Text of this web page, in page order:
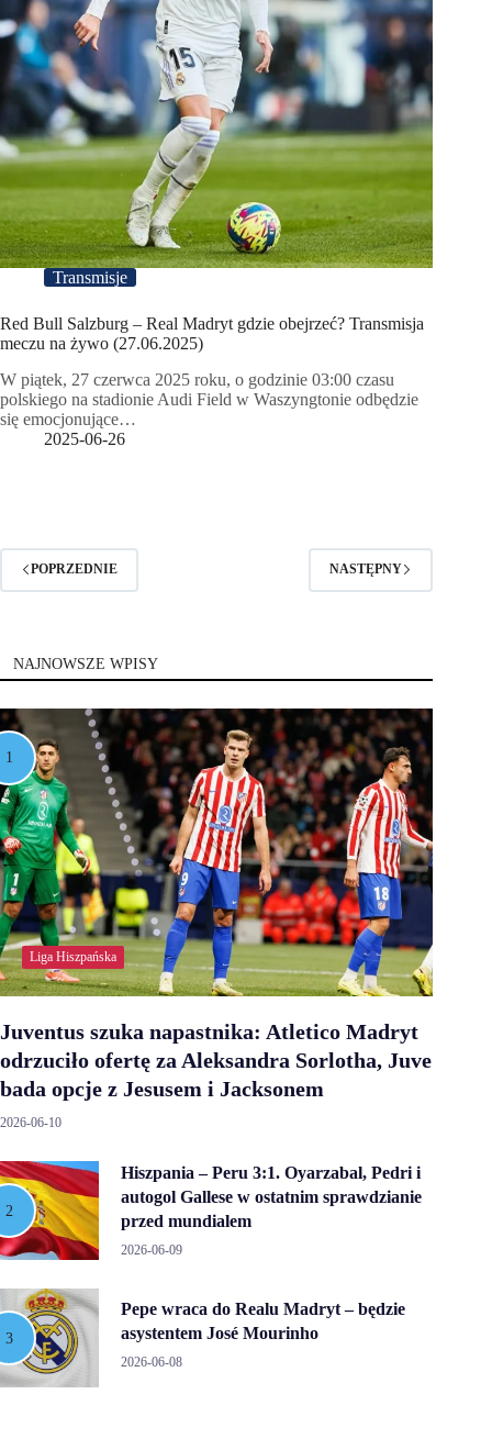
Transmisje
Red Bull Salzburg – Real Madryt gdzie obejrzeć? Transmisja
meczu na żywo (27.06.2025)
W piątek, 27 czerwca 2025 roku, o godzinie 03:00 czasu
polskiego na stadionie Audi Field w Waszyngtonie odbędzie
się emocjonujące…
2025-06-26
POPRZEDNIE NASTĘPNY
NAJNOWSZE WPISY
Liga Hiszpańska
Juventus szuka napastnika: Atletico Madryt
odrzuciło ofertę za Aleksandra Sorlotha, Juve
bada opcje z Jesusem i Jacksonem
2026-06-10
Hiszpania – Peru 3:1. Oyarzabal, Pedri i
autogol Gallese w ostatnim sprawdzianie
przed mundialem
2026-06-09
Pepe wraca do Realu Madryt – będzie
asystentem José Mourinho
2026-06-08